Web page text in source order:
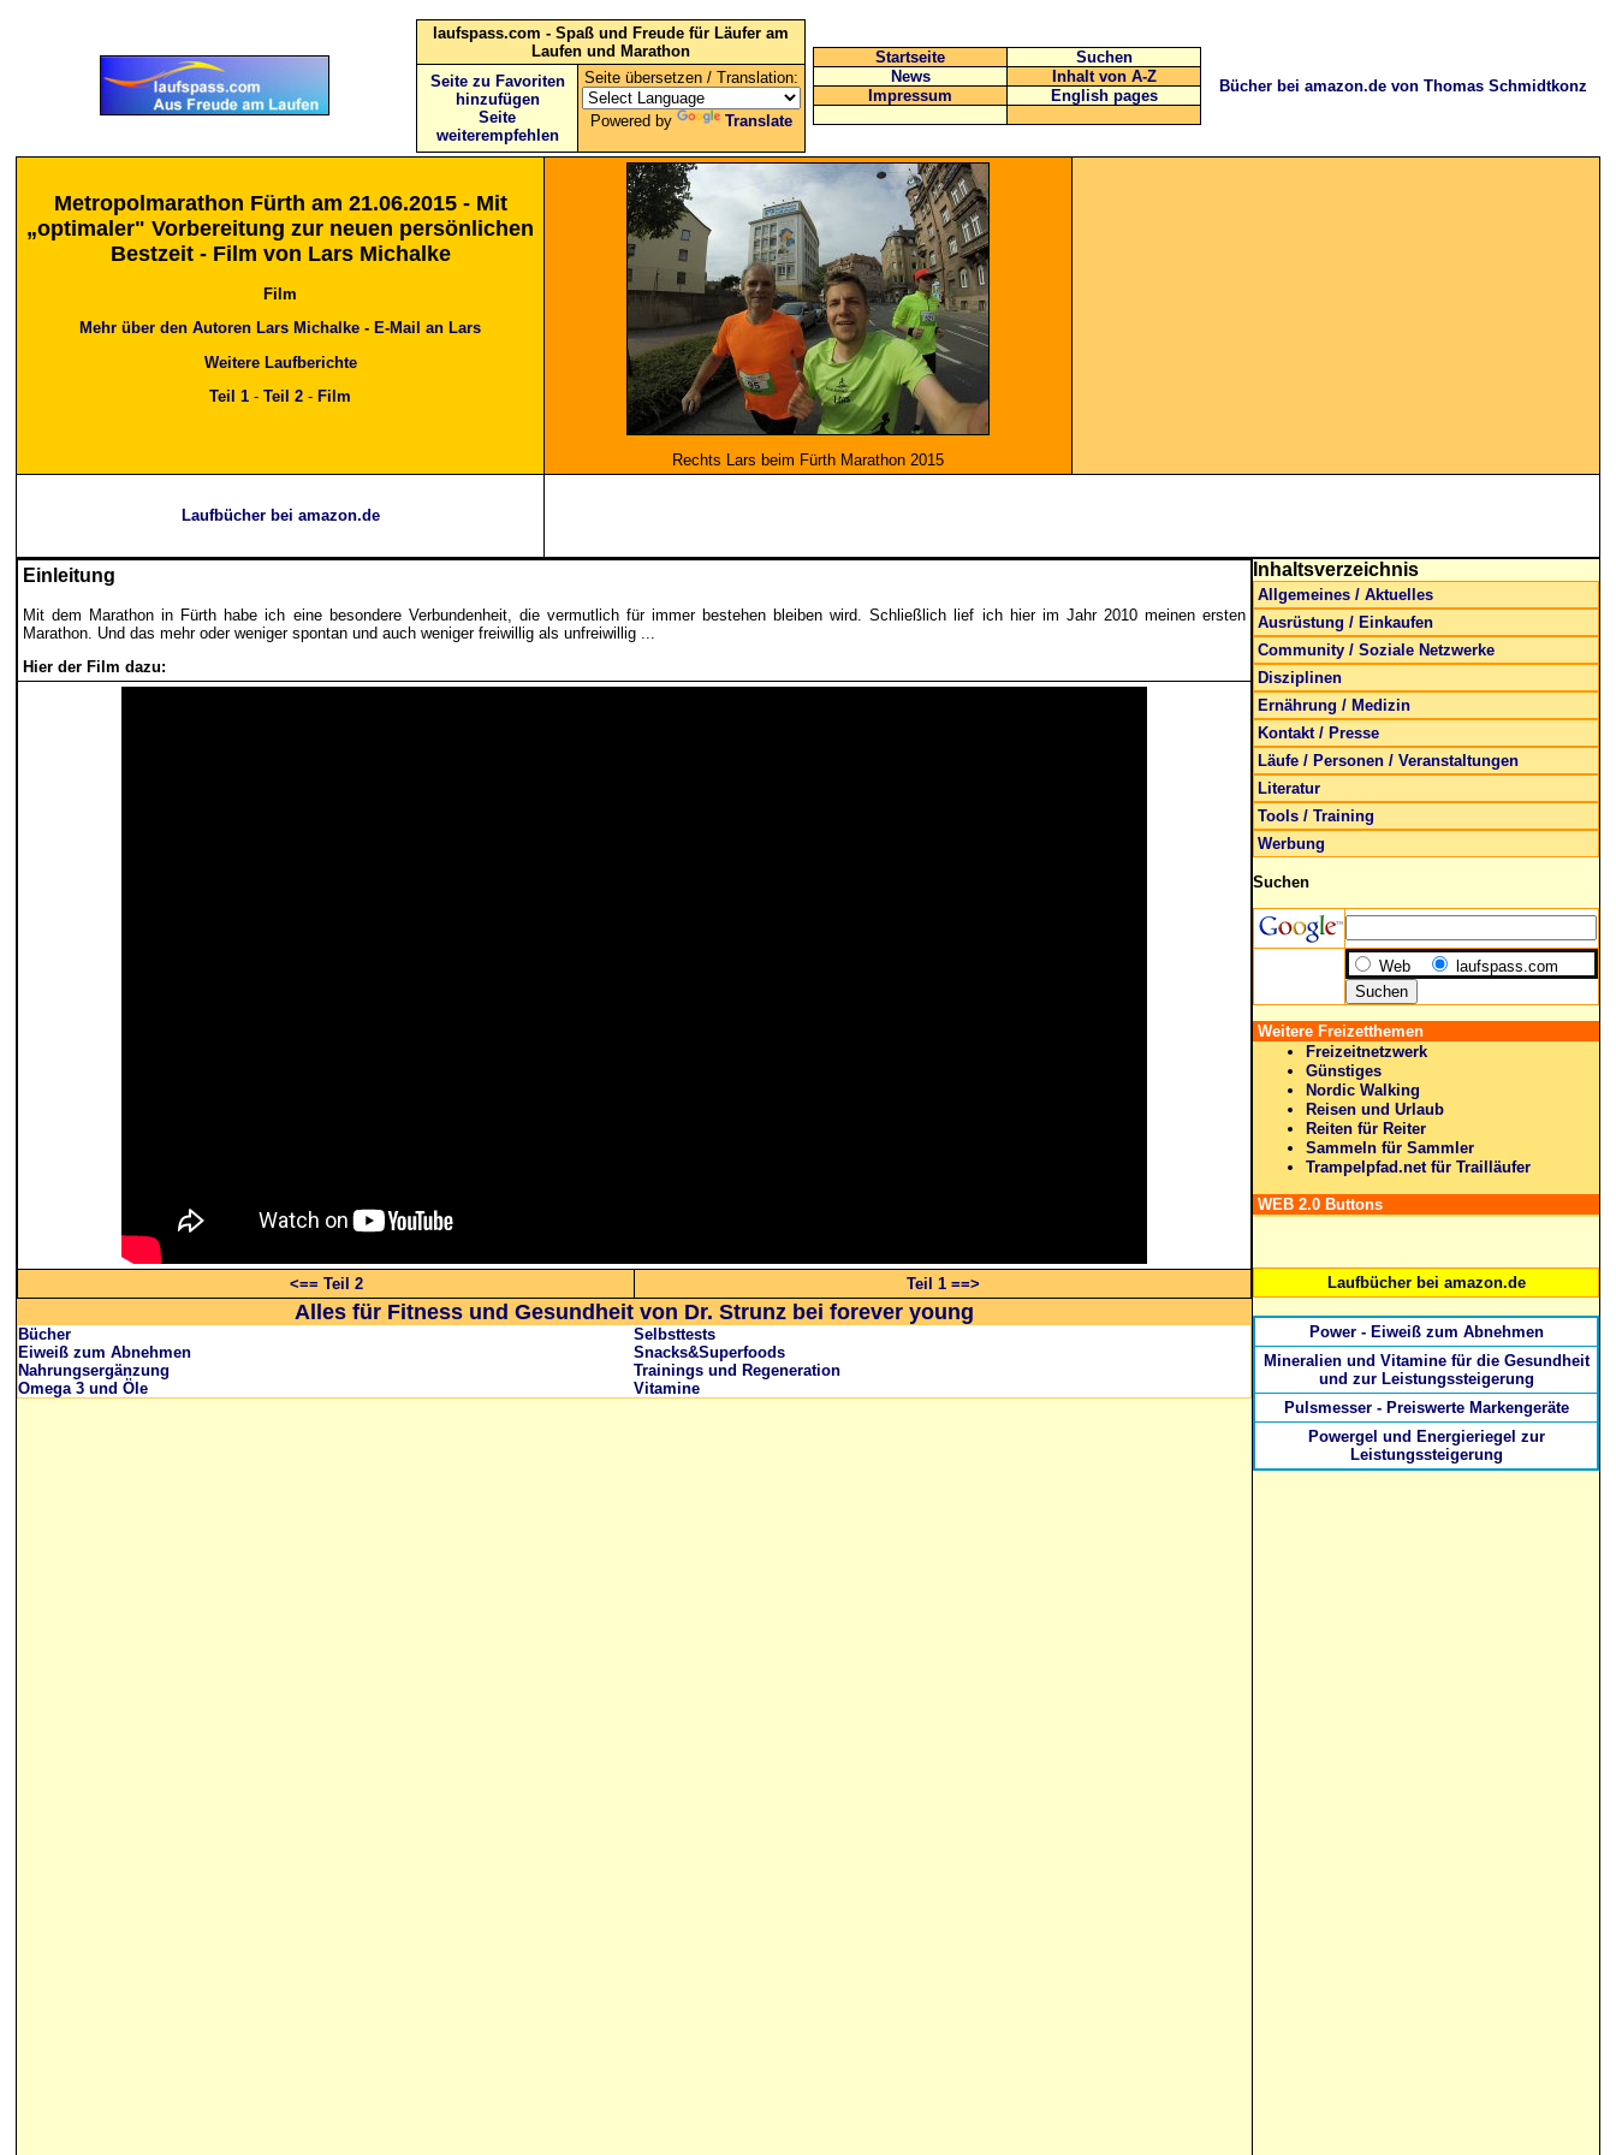
laufspass.com - Spaß und Freude für Läufer am
Laufen und Marathon
Seite zu Favoriten
hinzufügen
Seite
weiterempfehlen
Seite übersetzen / Translation:
Powered by Translate
Startseite
Suchen
News
Inhalt von A-Z
Impressum
English pages
Bücher bei amazon.de von Thomas Schmidtkonz
Metropolmarathon Fürth am 21.06.2015 - Mit
„optimaler" Vorbereitung zur neuen persönlichen
Bestzeit - Film von Lars Michalke
Film
Mehr über den Autoren Lars Michalke - E-Mail an Lars
Weitere Laufberichte
Teil 1 - Teil 2 - Film
Rechts Lars beim Fürth Marathon 2015
Laufbücher bei amazon.de
Einleitung
Mit dem Marathon in Fürth habe ich eine besondere Verbundenheit, die vermutlich für immer bestehen bleiben wird. Schließlich lief ich hier im Jahr 2010 meinen ersten
Marathon. Und das mehr oder weniger spontan und auch weniger freiwillig als unfreiwillig ...
Hier der Film dazu:
<== Teil 2 Teil 1 ==>
Alles für Fitness und Gesundheit von Dr. Strunz bei forever young
Bücher
Eiweiß zum Abnehmen
Nahrungsergänzung
Omega 3 und Öle
Selbsttests
Snacks&Superfoods
Trainings und Regeneration
Vitamine
Inhaltsverzeichnis
Allgemeines / Aktuelles
Ausrüstung / Einkaufen
Community / Soziale Netzwerke
Disziplinen
Ernährung / Medizin
Kontakt / Presse
Läufe / Personen / Veranstaltungen
Literatur
Tools / Training
Werbung
Suchen
Web laufspass.com
Weitere Freizetthemen
Freizeitnetzwerk
Günstiges
Nordic Walking
Reisen und Urlaub
Reiten für Reiter
Sammeln für Sammler
Trampelpfad.net für Trailläufer
WEB 2.0 Buttons
Laufbücher bei amazon.de
Power - Eiweiß zum Abnehmen
Mineralien und Vitamine für die Gesundheit
und zur Leistungssteigerung
Pulsmesser - Preiswerte Markengeräte
Powergel und Energieriegel zur
Leistungssteigerung